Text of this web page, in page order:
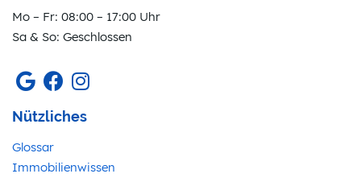
Mo – Fr: 08:00 – 17:00 Uhr
Sa & So: Geschlossen
Nützliches
Glossar
Immobilienwissen